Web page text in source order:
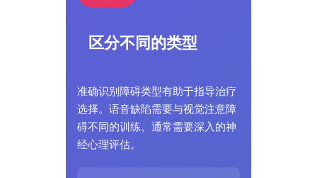
区分不同的类型
准确识别障碍类型有助于指导治疗
选择。语音缺陷需要与视觉注意障
碍不同的训练。通常需要深入的神
经心理评估。